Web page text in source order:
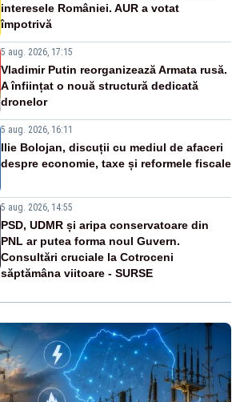
interesele României. AUR a votat
împotrivă
5 aug. 2026, 17:15
Vladimir Putin reorganizează Armata rusă.
A înființat o nouă structură dedicată
dronelor
5 aug. 2026, 16:11
Ilie Bolojan, discuții cu mediul de afaceri
despre economie, taxe și reformele fiscale
5 aug. 2026, 14:55
PSD, UDMR și aripa conservatoare din
PNL ar putea forma noul Guvern.
Consultări cruciale la Cotroceni
săptămâna viitoare - SURSE